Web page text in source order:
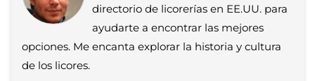
directorio de licorerías en EE.UU. para
ayudarte a encontrar las mejores
opciones. Me encanta explorar la historia y cultura
de los licores.